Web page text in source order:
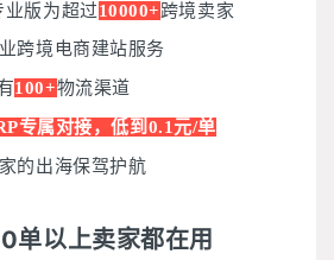
业版为超过10000+跨境卖家
跨境电商建站服务
100+物流渠道
专属对接，低到0.1元/单
的出海保驾护航
单以上卖家都在用